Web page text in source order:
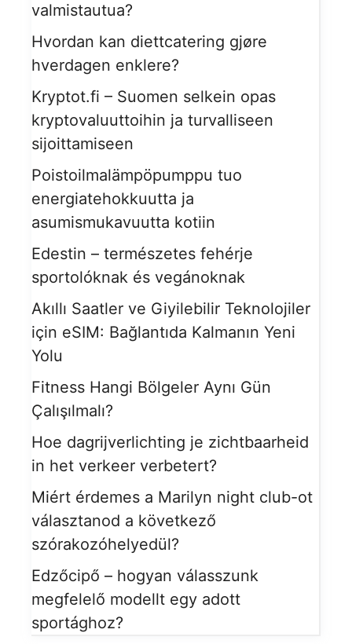
valmistautua?
Hvordan kan diettcatering gjøre
hverdagen enklere?
Kryptot.fi – Suomen selkein opas
kryptovaluuttoihin ja turvalliseen
sijoittamiseen
Poistoilmalämpöpumppu tuo
energiatehokkuutta ja
asumismukavuutta kotiin
Edestin – természetes fehérje
sportolóknak és vegánoknak
Akıllı Saatler ve Giyilebilir Teknolojiler
için eSIM: Bağlantıda Kalmanın Yeni
Yolu
Fitness Hangi Bölgeler Aynı Gün
Çalışılmalı?
Hoe dagrijverlichting je zichtbaarheid
in het verkeer verbetert?
Miért érdemes a Marilyn night club-ot
választanod a következő
szórakozóhelyedül?
Edzőcipő – hogyan válasszunk
megfelelő modellt egy adott
sportághoz?